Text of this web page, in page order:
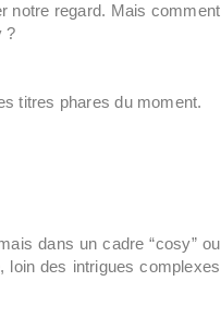
notre regard. Mais comment
?
titres phares du moment.
dans un cadre “cosy” ou
loin des intrigues complexes